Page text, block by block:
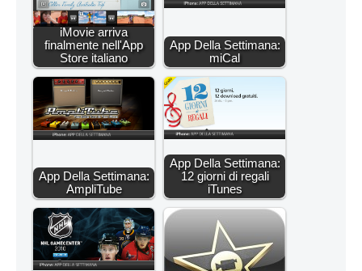
iMovie arriva
finalmente nell'App
Store italiano
App Della Settimana:
miCal
App Della Settimana:
AmpliTube
App Della Settimana:
12 giorni di regali
iTunes